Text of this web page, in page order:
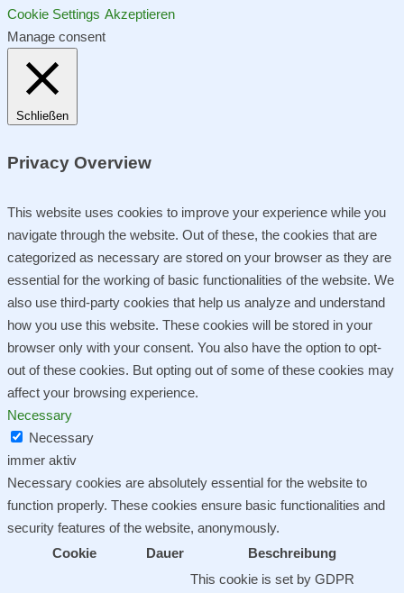
Cookie Settings Akzeptieren
Manage consent
Schließen
Privacy Overview
This website uses cookies to improve your experience while you
navigate through the website. Out of these, the cookies that are
categorized as necessary are stored on your browser as they are
essential for the working of basic functionalities of the website. We
also use third-party cookies that help us analyze and understand
how you use this website. These cookies will be stored in your
browser only with your consent. You also have the option to opt-
out of these cookies. But opting out of some of these cookies may
affect your browsing experience.
Necessary
Necessary
immer aktiv
Necessary cookies are absolutely essential for the website to
function properly. These cookies ensure basic functionalities and
security features of the website, anonymously.
Cookie
Dauer Beschreibung
This cookie is set by GDPR